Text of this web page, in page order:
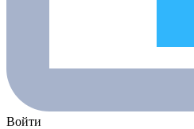
Войти